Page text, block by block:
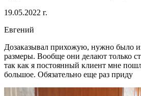
19.05.2022 г.
Евгений
Дозаказывал прихожую, нужно было
размеры. Вообще они делают только
так как я постоянный клиент мне
большое. Обязательно еще раз приду